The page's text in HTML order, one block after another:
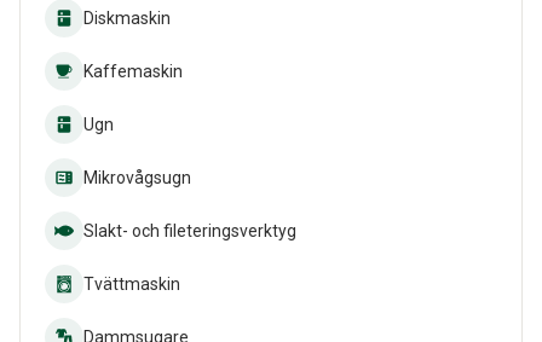
Diskmaskin
Kaffemaskin
Ugn
Mikrovågsugn
Slakt- och fileteringsverktyg
Tvättmaskin
Dammsugare